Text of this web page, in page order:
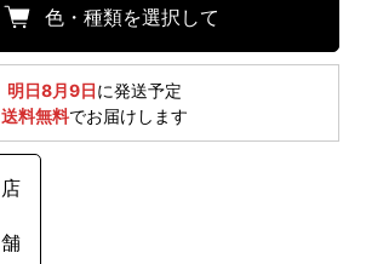
色・種類を選択して
明日8月9日に発送予定
送料無料でお届けします
店
舗